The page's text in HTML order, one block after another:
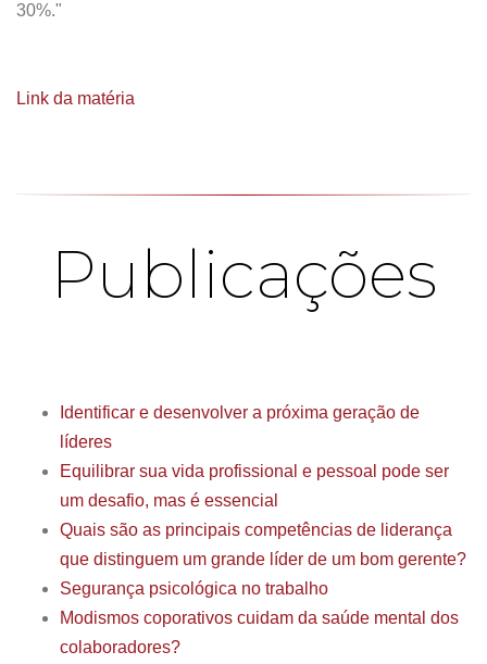
30%."
Link da matéria
Publicações
Identificar e desenvolver a próxima geração de
líderes
Equilibrar sua vida profissional e pessoal pode ser
um desafio, mas é essencial
Quais são as principais competências de liderança
que distinguem um grande líder de um bom gerente?
Segurança psicológica no trabalho
Modismos coporativos cuidam da saúde mental dos
colaboradores?